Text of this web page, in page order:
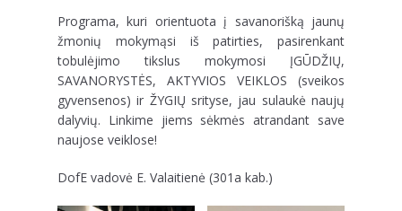
Programa, kuri orientuota į savanorišką jaunų
žmonių mokymąsi iš patirties, pasirenkant
tobulėjimo tikslus mokymosi ĮGŪDŽIŲ,
SAVANORYSTĖS, AKTYVIOS VEIKLOS (sveikos
gyvensenos) ir ŽYGIŲ srityse, jau sulaukė naujų
dalyvių. Linkime jiems sėkmės atrandant save
naujose veiklose!
DofE vadovė E. Valaitienė (301a kab.)